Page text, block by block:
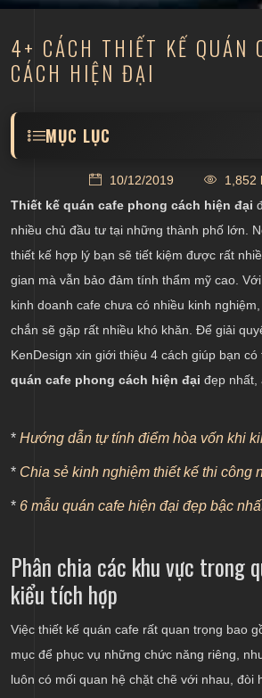
4+ CÁCH THIẾT KẾ QUÁN
CÁCH HIỆN ĐẠI
MỤC LỤC
tích hợp
Sử dụng đồ nội thất phù hợp
phù hợp
nhiều decor đơn giản
10/12/2019
1,852
Thiết kế quán cafe phong cách hiện đại
nhiều chủ đầu tư tại những thành phố lớn.
thiết kế hợp lý bạn sẽ tiết kiệm được rất
gian mà vẫn bảo đảm tính thẩm mỹ cao.
kinh doanh cafe chưa có nhiều kinh
chắn sẽ gặp rất nhiều khó khăn. Để giải
KenDesign xin giới thiệu 4 cách giúp bạn có
quán cafe phong cách hiện đại đẹp nhất,
* Hướng dẫn tự tính điểm hòa vốn khi
* Chia sẻ kinh nghiệm thiết kế thi công
* 6 mẫu quán cafe hiện đại đẹp bậc
Phân chia các khu vực trong
kiểu tích hợp
Việc thiết kế quán cafe rất quan trọng bao
mục để phục vụ những chức năng riêng,
luôn có mối quan hệ chặt chẽ với nhau, đòi